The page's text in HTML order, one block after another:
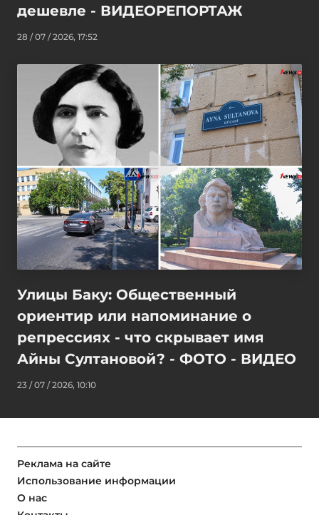
дешевле - ВИДЕОРЕПОРТАЖ
28 / 07 / 2026, 17:52
Улицы Баку: Общественный
ориентир или напоминание о
репрессиях - что скрывает имя
Айны Султановой? - ФОТО - ВИДЕО
23 / 07 / 2026, 10:10
Реклама на сайте
Использование информации
О нас